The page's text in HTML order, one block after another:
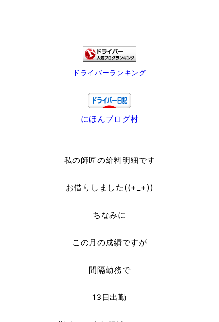
ドライバーランキング
にほんブログ村
私の師匠の給料明細です
お借りしました((+_+))
ちなみに
この月の成績ですが
間隔勤務で
13日出勤